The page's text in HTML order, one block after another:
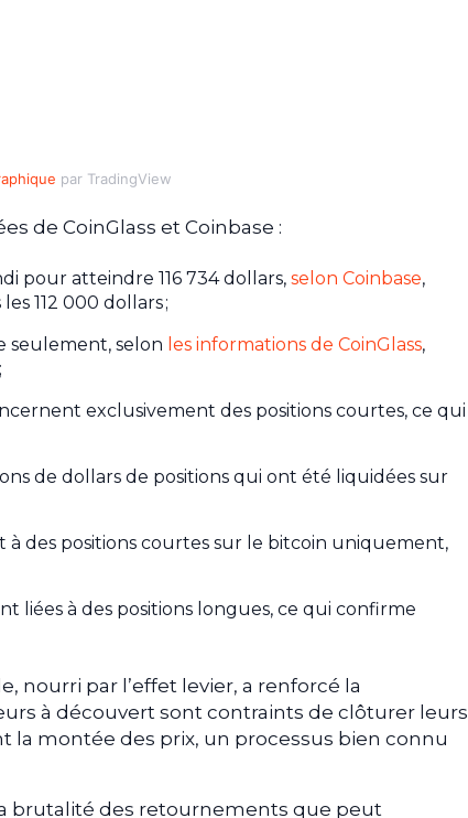
par TradingView
de CoinGlass et Coinbase :
pour atteindre 116 734 dollars, selon Coinbase,
112 000 dollars ;
seulement, selon les informations de CoinGlass,
exclusivement des positions courtes, ce qui
de dollars de positions qui ont été liquidées sur
à des positions courtes sur le bitcoin uniquement,
liées à des positions longues, ce qui confirme
nourri par l’effet levier, a renforcé la
à découvert sont contraints de clôturer leurs
montée des prix, un processus bien connu
brutalité des retournements que peut